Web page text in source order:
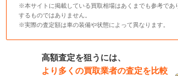
※本サイトに掲載している買取相場はあくまでも参考であ
するものではありません。
※実際の査定額は車の装備や状態によって異なります。
高額査定を狙うには、
より多くの買取業者の査定を比較